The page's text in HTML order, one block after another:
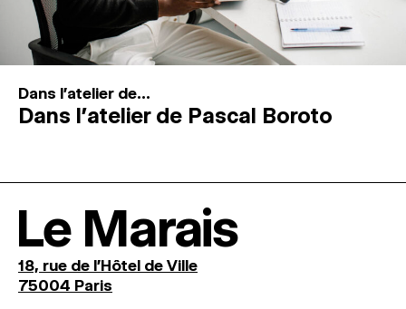
Dans l'atelier de...
Dans l’atelier de Pascal Boroto
Le Marais
18, rue de l'Hôtel de Ville
75004 Paris